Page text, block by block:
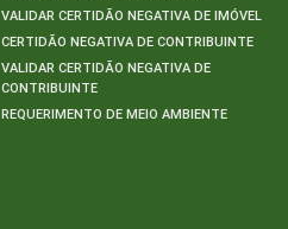
VALIDAR CERTIDÃO NEGATIVA DE IMÓVEL
CERTIDÃO NEGATIVA DE CONTRIBUINTE
VALIDAR CERTIDÃO NEGATIVA DE
CONTRIBUINTE
REQUERIMENTO DE MEIO AMBIENTE